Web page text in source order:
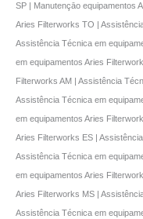
SP | Manutençāo equipamentos
Aries Filterworks TO |
Assistência Técnica em
em equipamentos Aries
Filterworks AM | Assistência
Assistência Técnica em
em equipamentos Aries
Aries Filterworks ES |
Assistência Técnica em
em equipamentos Aries
Aries Filterworks MS |
Assistência Técnica em